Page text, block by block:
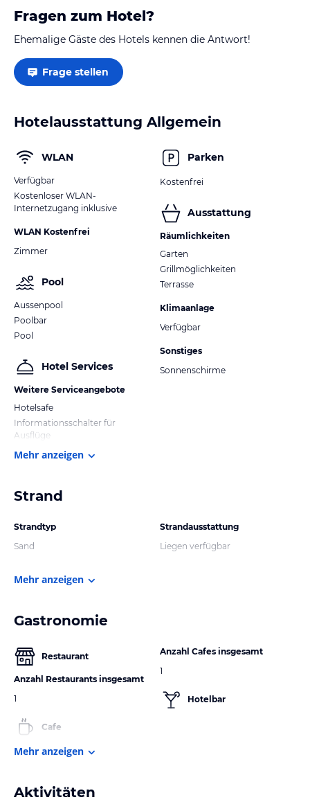
Fragen zum Hotel?
Ehemalige Gäste des Hotels kennen die Antwort!
Frage stellen
Hotelausstattung Allgemein
WLAN
Verfügbar
Kostenloser WLAN-
Internetzugang inklusive
WLAN Kostenfrei
Zimmer
Pool
Aussenpool
Poolbar
Pool
Hotel Services
Weitere Serviceangebote
Hotelsafe
Informationsschalter für
Ausflüge
Parken
Kostenfrei
Ausstattung
Räumlichkeiten
Garten
Grillmöglichkeiten
Terrasse
Klimaanlage
Verfügbar
Sonstiges
Sonnenschirme
Mehr anzeigen
Strand
Strandtyp
Sand
Strandausstattung
Liegen verfügbar
Mehr anzeigen
Gastronomie
Restaurant
Anzahl Restaurants insgesamt
1
Cafe
Anzahl Cafes insgesamt
1
Hotelbar
Mehr anzeigen
Aktivitäten